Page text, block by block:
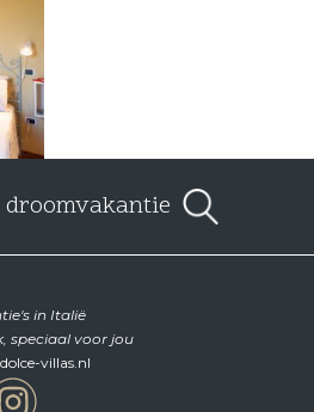
droomvakantie
in Italië
speciaal voor jou
villas.nl